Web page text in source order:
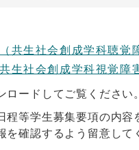
共生社会創成学科聴
生社会創成学科視覚
ードしてご覧ください。
等学生募集要項の内
確認するよう留意して